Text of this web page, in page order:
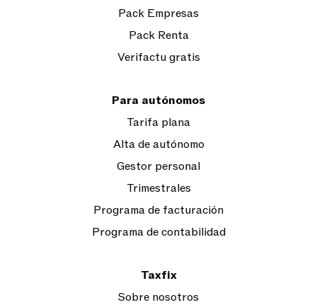
Pack Empresas
Pack Renta
Verifactu gratis
Para autónomos
Tarifa plana
Alta de autónomo
Gestor personal
Trimestrales
Programa de facturación
Programa de contabilidad
Taxfix
Sobre nosotros